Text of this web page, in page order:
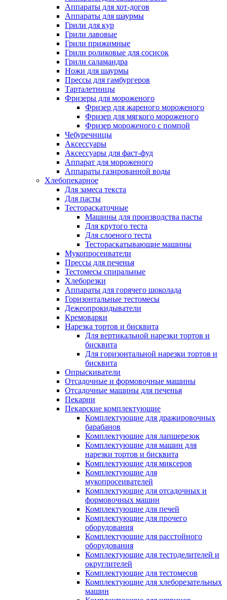
Аппараты для хот-догов
Аппараты для шаурмы
Грили для кур
Грили лавовые
Грили прижимные
Грили роликовые для сосисок
Грили саламандра
Ножи для шаурмы
Прессы для гамбургеров
Тарталетницы
Фризеры для мороженого
Фризер для жареного мороженого
Фризер для мягкого мороженого
Фризер мороженого с помпой
Чебуречницы
Аксессуары
Аксессуары для фаст-фуд
Аппарат для мороженого
Аппараты газированной воды
Хлебопекарное
Для замеса текста
Для пасты
Тестораскаточные
Машины для производства пасты
Для крутого теста
Для слоеного теста
Тестораскатывающие машины
Мукопросеиватели
Прессы для печенья
Тестомесы спиральные
Хлеборезки
Аппараты для горячего шоколада
Горизонтальные тестомесы
Дежеопрокидыватели
Кремоварки
Нарезка тортов и бисквита
Для вертикальной нарезки тортов и
бисквита
Для горизонтальной нарезки тортов и
бисквита
Опрыскиватели
Отсадочные и формовочные машины
Отсадочные машины для печенья
Пекарни
Пекарские комплектующие
Комплектующие для дражировочных
барабанов
Комплектующие для лапшерезок
Комплектующие для машин для
нарезки тортов и бисквита
Комплектующие для миксеров
Комплектующие для
мукопросеивателей
Комплектующие для отсадочных и
формовочных машин
Комплектующие для печей
Комплектующие для прочего
оборудования
Комплектующие для расстойного
оборудования
Комплектующие для тестоделителей и
округлителей
Комплектующие для тестомесов
Комплектующие для хлеборезательных
машин